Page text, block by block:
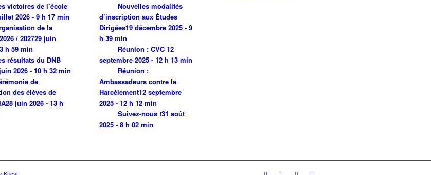
victoires de l’école
2026 - 9 h 17 min
de la
/ 202729 juin
h 59 min
résultats du DNB
2026 - 10 h 32 min
de
des élèves de
28 juin 2026 - 13 h
Nouvelles modalités
d’inscription aux Études
Dirigées19 décembre 2025 - 9
h 39 min
Réunion : CVC12
septembre 2025 - 12 h 13 min
Réunion :
Ambassadeurs contre le
Harcèlement12 septembre
2025 - 12 h 12 min
Suivez-nous !31 août
2025 - 8 h 02 min